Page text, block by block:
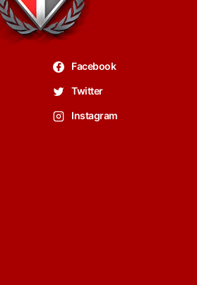
Facebook
Twitter
Instagram